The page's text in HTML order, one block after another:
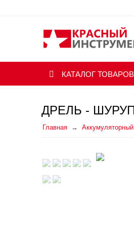
КАТАЛОГ ТОВАРОВ
ДРЕЛЬ -
Главная